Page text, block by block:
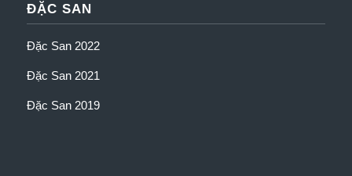
ĐẶC SAN
Đặc San 2022
Đặc San 2021
Đặc San 2019